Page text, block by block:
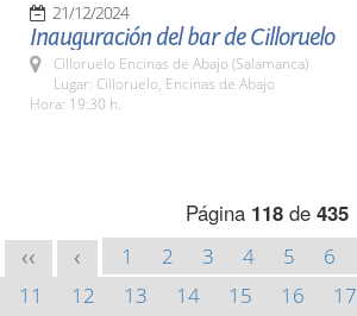
21/12/2024
Inauguración del bar de Cilloruelo
Cilloruelo Encinas de Abajo (Salamanca)
Lugar: Cilloruelo, Encinas de Abajo
Hora: 19:30 h.
Página 118de 435
<< < 1 2 3 4 5 6
11
12 13 14 15 16 17